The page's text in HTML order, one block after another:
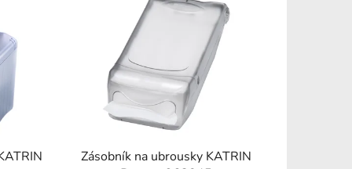
d
k
Zásobník na ubrousky KATRIN